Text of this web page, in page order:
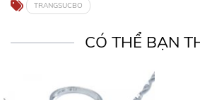
TRANGSUCBO
CÓ THỂ BẠN